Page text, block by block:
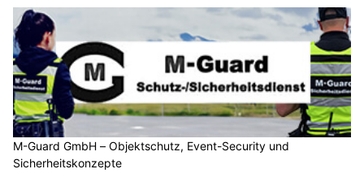
M-Guard GmbH – Objektschutz, Event-Security und
Sicherheitskonzepte